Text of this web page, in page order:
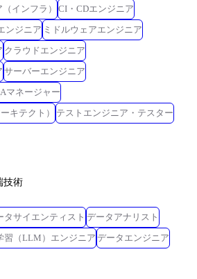
インフラ）
CI・CDエンジニア
ンジニア ミドルウェアエンジニア
クラウドエンジニア
サーバーエンジニア
マネージャー
キテクト）
テストエンジニア・テスター
技術
タサイエンティスト データアナリスト
習（LLM）エンジニア データエンジニア